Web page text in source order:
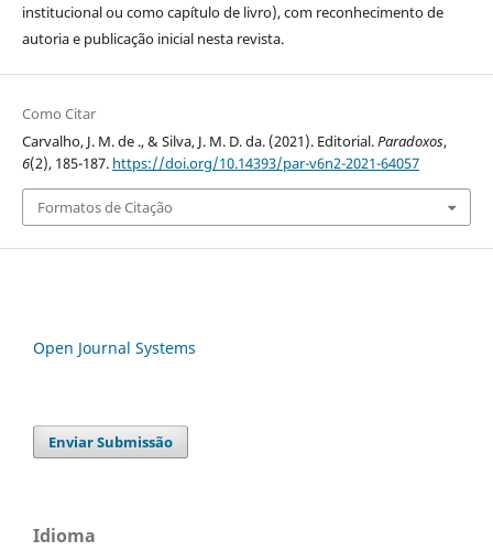
institucional ou como capítulo de livro), com reconhecimento de
autoria e publicação inicial nesta revista.
Como Citar
Carvalho, J. M. de ., & Silva, J. M. D. da. (2021). Editorial.Paradoxos,
6(2), 185-187. https://doi.org/10.14393/par-v6n2-2021-64057
Formatos de Citação
Open Journal Systems
Enviar Submissão
Idioma